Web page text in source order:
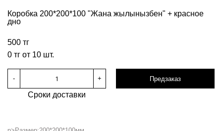
Коробка 200*200*100 "Жана жылынызбен" + красное
дно
500 тг
0 тг от 10 шт.
- + Предзаказ
Сроки доставки